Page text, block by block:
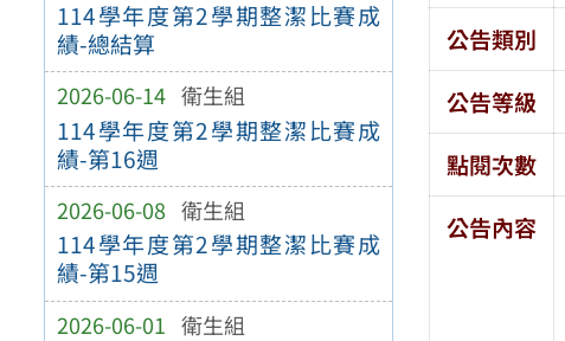
114學年度第2學期整潔比賽成
績-總結算
2026-06-14 衛生組
114學年度第2學期整潔比賽成
績-第16週
2026-06-08 衛生組
114學年度第2學期整潔比賽成
績-第15週
2026-06-01 衛生組
公告類別
公告等級
點閱次數
公告內容